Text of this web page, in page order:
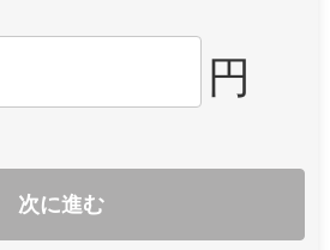
円
次に進む